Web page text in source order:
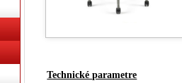
Technické parametre